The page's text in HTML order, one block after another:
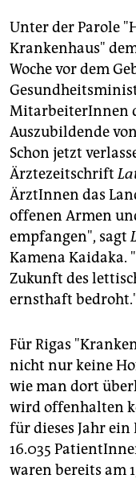
Unter der Parole
Krankenhaus"
Woche vor dem
MitarbeiterInnen
Auszubildende
Schon jetzt
Ärztezeitschrift
ÄrztInnen das
offenen Armen
empfangen", sagt
Kamena Kaidaka.
Zukunft des
ernsthaft
Für Rigas
nicht nur keine
wie man dort
wird offenhalten
für dieses Jahr
16.035
waren bereits am